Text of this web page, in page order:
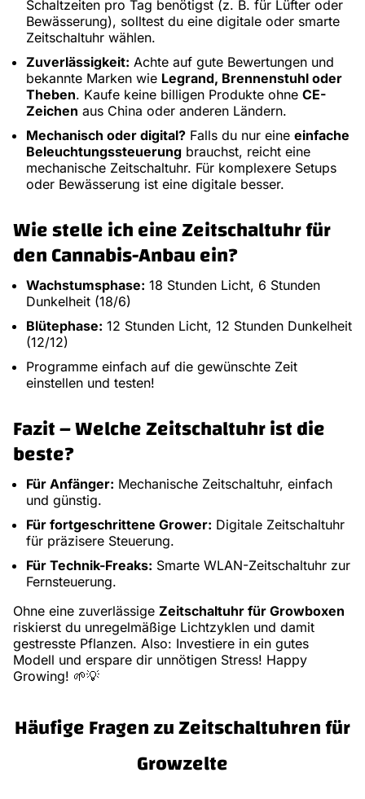
Schaltzeiten pro Tag benötigst (z. B. für Lüfter oder
Bewässerung), solltest du eine digitale oder smarte
Zeitschaltuhr wählen.
Zuverlässigkeit: Achte auf gute Bewertungen und
bekannte Marken wie Legrand, Brennenstuhl oder
Theben. Kaufe keine billigen Produkte ohne CE-
Zeichen aus China oder anderen Ländern.
Mechanisch oder digital? Falls du nur eine einfache
Beleuchtungssteuerung brauchst, reicht eine
mechanische Zeitschaltuhr. Für komplexere Setups
oder Bewässerung ist eine digitale besser.
Wie stelle ich eine Zeitschaltuhr für
den Cannabis-Anbau ein?
Wachstumsphase: 18 Stunden Licht, 6 Stunden
Dunkelheit (18/6)
Blütephase: 12 Stunden Licht, 12 Stunden Dunkelheit
(12/12)
Programme einfach auf die gewünschte Zeit
einstellen und testen!
Fazit – Welche Zeitschaltuhr ist die
beste?
Für Anfänger: Mechanische Zeitschaltuhr, einfach
und günstig.
Für fortgeschrittene Grower: Digitale Zeitschaltuhr
für präzisere Steuerung.
Für Technik-Freaks: Smarte WLAN-Zeitschaltuhr zur
Fernsteuerung.
Ohne eine zuverlässige Zeitschaltuhr für Growboxen
riskierst du unregelmäßige Lichtzyklen und damit
gestresste Pflanzen. Also: Investiere in ein gutes
Modell und erspare dir unnötigen Stress! Happy
Growing! 🌱💡
Häufige Fragen zu Zeitschaltuhren für
Growzelte